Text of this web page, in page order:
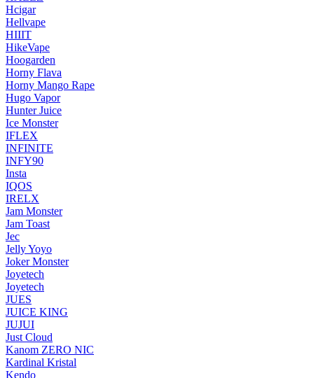
Hcigar
Hellvape
HIIIT
HikeVape
Hoogarden
Horny Flava
Horny Mango Rape
Hugo Vapor
Hunter Juice
Ice Monster
IFLEX
INFINITE
INFY90
Insta
IQOS
IRELX
Jam Monster
Jam Toast
Jec
Jelly Yoyo
Joker Monster
Joyetech
Joyetech
JUES
JUICE KING
JUJUI
Just Cloud
Kanom ZERO NIC
Kardinal Kristal
Kendo